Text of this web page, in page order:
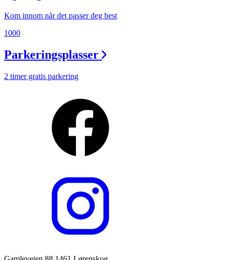
Kom innom når det passer deg best
1000
Parkeringsplasser
2 timer gratis parkering